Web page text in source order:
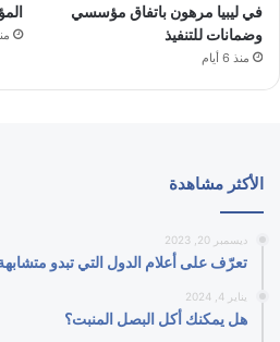
في ليبيا مرهون باتفاق مؤسسي
وضمانات للتنفيذ
منذ 6 أيام
منذ
الأكثر مشاهدة
ديسمبر 20, 2023
تعرّف على أعلام الدول التي تبدو
يناير 4, 2024
هل يمكنك أكل البصل المنبت؟